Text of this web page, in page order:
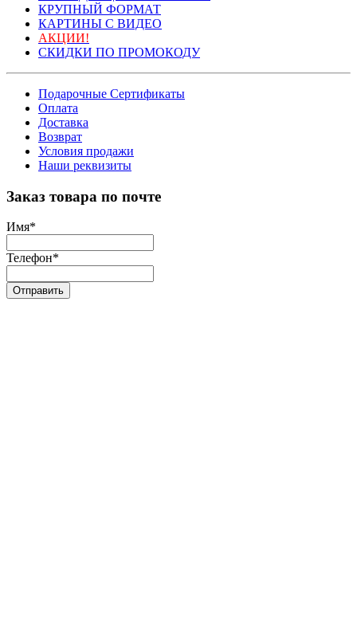
КРУПНЫЙ ФОРМАТ
КАРТИНЫ С ВИДЕО
АКЦИИ!
СКИДКИ ПО ПРОМОКОДУ
Подарочные Сертификаты
Оплата
Доставка
Возврат
Условия продажи
Наши реквизиты
Заказ товара по почте
Имя*
Телефон*
Отправить